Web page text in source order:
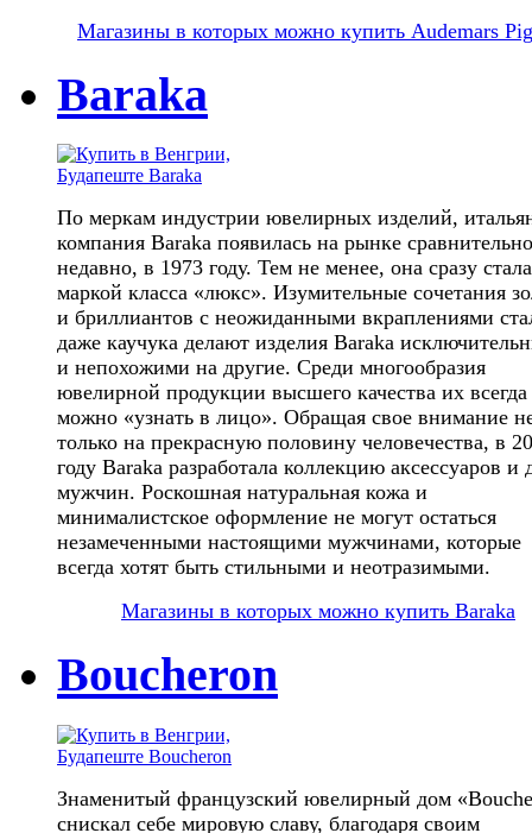
Магазины в которых можно купить Audemars
Baraka
По меркам индустрии ювелирных изделий,
компания Baraka появилась на рынке сравнительно
недавно, в 1973 году. Тем не менее, она сразу стала
маркой класса «люкс». Изумительные сочетания
и бриллиантов с неожиданными вкраплениями
даже каучука делают изделия Baraka
и непохожими на другие. Среди многообразия
ювелирной продукции высшего качества их всегда
можно «узнать в лицо». Обращая свое внимание
только на прекрасную половину человечества, в
году Baraka разработала коллекцию аксессуаров и
мужчин. Роскошная натуральная кожа и
минималистское оформление не могут остаться
незамеченными настоящими мужчинами, которые
всегда хотят быть стильными и неотразимыми.
Магазины в которых можно купить Baraka
Boucheron
Знаменитый французский ювелирный дом
снискал себе мировую славу, благодаря своим